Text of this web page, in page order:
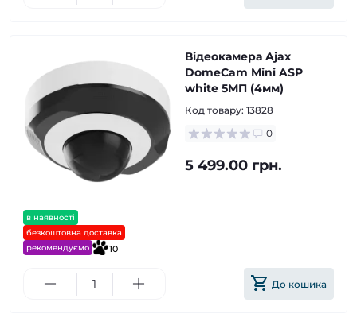
в наявності
безкоштовна доставка
рекомендуємо
10
Відеокамера Ajax
DomeCam Mini ASP
white 5МП (4мм)
Код товару: 13828
0
5 499.00 грн.
До кошика